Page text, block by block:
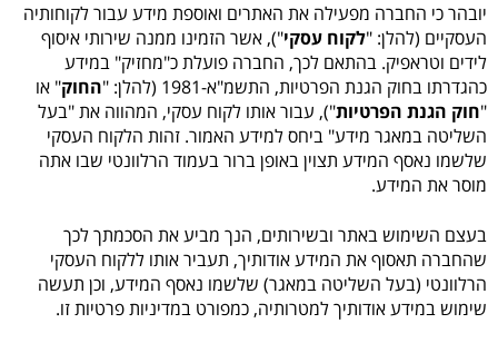
יובהר כי החברה מפעילה את האתרים ואוספת מידע עבור לקוחותיה
העסקיים (להלן: "לקוח עסקי"), אשר הזמינו ממנה שירותי איסוף
לידים וטראפיק. בהתאם לכך, החברה פועלת כ"מחזיק" במידע
כהגדרתו בחוק הגנת הפרטיות, התשמ"א-1981 (להלן: "
החוק" או
"חוק הגנת הפרטיות"), עבור אותו לקוח עסקי, המהווה את "בעל
השליטה במאגר מידע" ביחס למידע האמור. זהות הלקוח העסקי
שלשמו נאסף המידע תצוין באופן ברור בעמוד הרלוונטי שבו אתה
מוסר את המידע.
בעצם השימוש באתר ובשירותים, הנך מביע את הסכמתך לכך
שהחברה תאסוף את המידע אודותיך, תעביר אותו ללקוח העסקי
הרלוונטי (בעל השליטה במאגר) שלשמו נאסף המידע, וכן תעשה
שימוש במידע אודותיך למטרותיה, כמפורט במדיניות פרטיות זו.